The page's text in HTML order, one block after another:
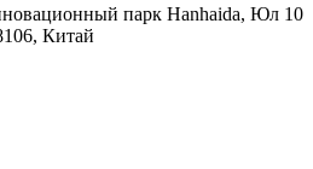
парк Hanhaida, Юл 10
Китай